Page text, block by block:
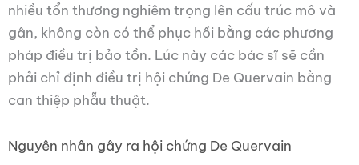
nhiều tổn thương nghiêm trọng lên cấu trúc mô và
gân, không còn có thể phục hồi bằng các phương
pháp điều trị bảo tồn. Lúc này các bác sĩ sẽ cần
phải chỉ định điều trị hội chứng De Quervain bằng
can thiệp phẫu thuật.
Nguyên nhân gây ra hội chứng De Quervain